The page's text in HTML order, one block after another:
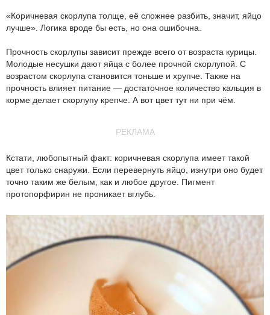
«Коричневая скорлупа толще, её сложнее разбить, значит, яйцо
лучше». Логика вроде бы есть, но она ошибочна.
Прочность скорлупы зависит прежде всего от возраста курицы.
Молодые несушки дают яйца с более прочной скорлупой. С
возрастом скорлупа становится тоньше и хрупче. Также на
прочность влияет питание — достаточное количество кальция в
корме делает скорлупу крепче. А вот цвет тут ни при чём.
РЕКЛАМА
Кстати, любопытный факт: коричневая скорлупа имеет такой
цвет только снаружи. Если перевернуть яйцо, изнутри оно будет
точно таким же белым, как и любое другое. Пигмент
протопорфирин не проникает вглубь.